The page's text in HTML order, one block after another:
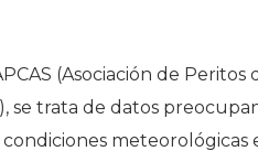
(Asociación de Peritos
se trata de datos
meteorológicas